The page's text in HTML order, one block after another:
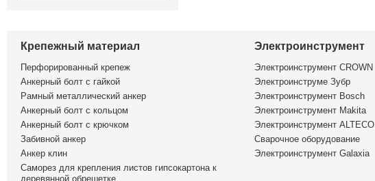
Крепежный материал
Перфорированный крепеж
Анкерный болт с гайкой
Рамный металлический анкер
Анкерный болт с кольцом
Анкерный болт с крючком
Забивной анкер
Анкер клин
Саморез для крепления листов гипсокартона к
деревянной обрешетке
Электроинструмент
Электроинструмент CROWN
Электроинструме Зубр
Электроинструмент Bosch
Электроинструмент Makita
Электроинструмент ALTECO
Сварочное оборудование
Электроинструмент Galaxia